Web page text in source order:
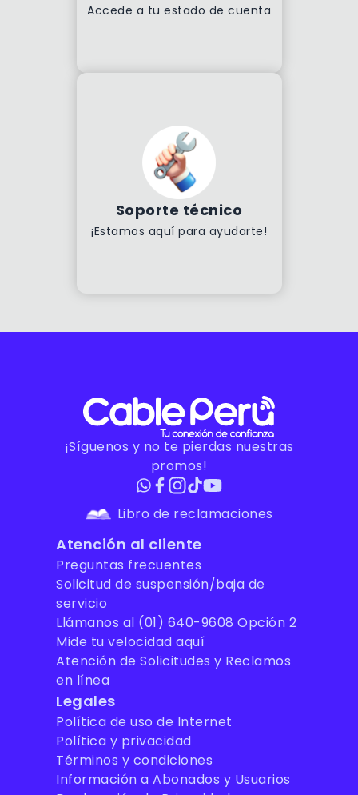
Accede a tu estado de cuenta
Soporte técnico
¡Estamos aquí para ayudarte!
¡Síguenos y no te pierdas nuestras
promos!
Libro de reclamaciones
Atención al cliente
Preguntas frecuentes
Solicitud de suspensión/baja de
servicio
Llámanos al (01) 640-9608 Opción 2
Mide tu velocidad aquí
Atención de Solicitudes y Reclamos
en línea
Legales
Política de uso de Internet
Política y privacidad
Términos y condiciones
Información a Abonados y Usuarios